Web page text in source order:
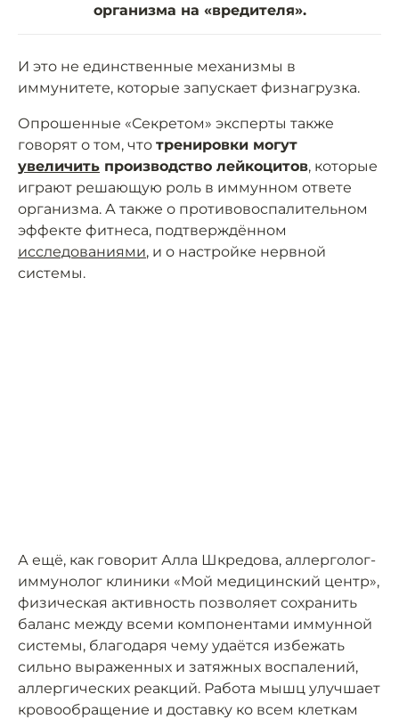
организма на «вредителя».
И это не единственные механизмы в
иммунитете, которые запускает физнагрузка.
Опрошенные «Секретом» эксперты также
говорят о том, что тренировки могут
увеличить производство лейкоцитов, которые
играют решающую роль в иммунном ответе
организма. А также о противовоспалительном
эффекте фитнеса, подтверждённом
исследованиями, и о настройке нервной
системы.
А ещё, как говорит Алла Шкредова, аллерголог-
иммунолог клиники «Мой медицинский центр»,
физическая активность позволяет сохранить
баланс между всеми компонентами иммунной
системы, благодаря чему удаётся избежать
сильно выраженных и затяжных воспалений,
аллергических реакций. Работа мышц улучшает
кровообращение и доставку ко всем клеткам